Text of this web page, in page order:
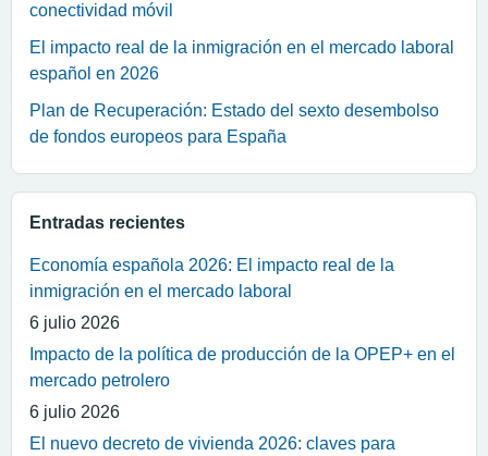
conectividad móvil
El impacto real de la inmigración en el mercado laboral
español en 2026
Plan de Recuperación: Estado del sexto desembolso
de fondos europeos para España
Entradas recientes
Economía española 2026: El impacto real de la
inmigración en el mercado laboral
6 julio 2026
Impacto de la política de producción de la OPEP+ en el
mercado petrolero
6 julio 2026
El nuevo decreto de vivienda 2026: claves para